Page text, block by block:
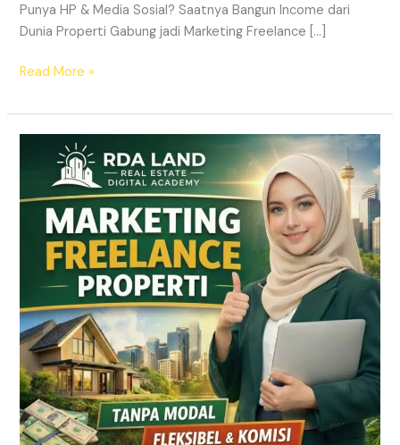
Punya HP & Media Sosial? Saatnya Bangun Income dari
Dunia Properti Gabung jadi Marketing Freelance […]
Read More »
Lowongan
Marketing
Freelance
Properti
Peluang
Income
Properti
|
RDA
LAND